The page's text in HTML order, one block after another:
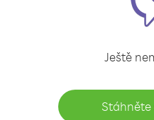
Ještě